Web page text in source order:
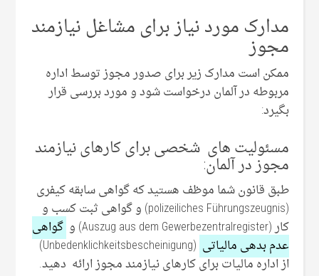
مدارک مورد نیاز برای مشاغل نیازمند
مجوز
ممکن است مدارک زیر برای صدور مجوز توسط اداره
مربوطه در آلمان درخواست شود و مورد بررسی قرار
بگیرد:
مسئولیت های شخصی برای کارهای نیازمند
مجوز در آلمان:
طبق قانون شما موظف هستید که گواهی سابقه کیفری
(polizeiliches Führungszeugnis) و گواهی ثبت کسب و
کار (Auszug aus dem Gewerbezentralregister) و
گواهی
عدم بدهی مالیاتی
(Unbedenklichkeitsbescheinigung)
از اداره مالیات برای کارهای نیازمند مجوز ارائه دهید.